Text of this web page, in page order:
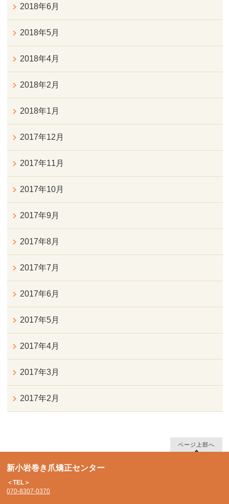
2018年6月
2018年5月
2018年4月
2018年2月
2018年1月
2017年12月
2017年11月
2017年10月
2017年9月
2017年8月
2017年7月
2017年6月
2017年5月
2017年4月
2017年3月
2017年2月
ページ上部へ
新小岩巻き爪矯正センター
＜TEL＞
070-8307-0370